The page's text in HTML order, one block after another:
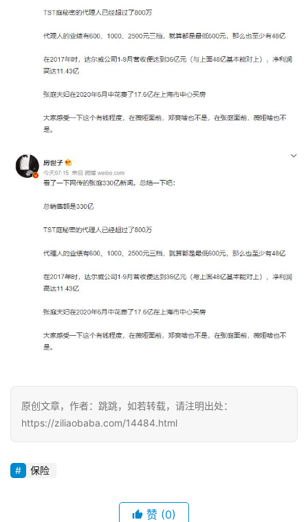
原创文章，作者：跳跳，如若转载，请注明出处：
https://ziliaobaba.com/14484.html
保险
赞 (0)